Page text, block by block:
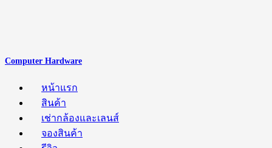
Computer Hardware
หน้าแรก
สินค้า
เช่ากล้องและเลนส์
จองสินค้า